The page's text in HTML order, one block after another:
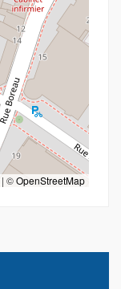
| ©OpenStreetMap